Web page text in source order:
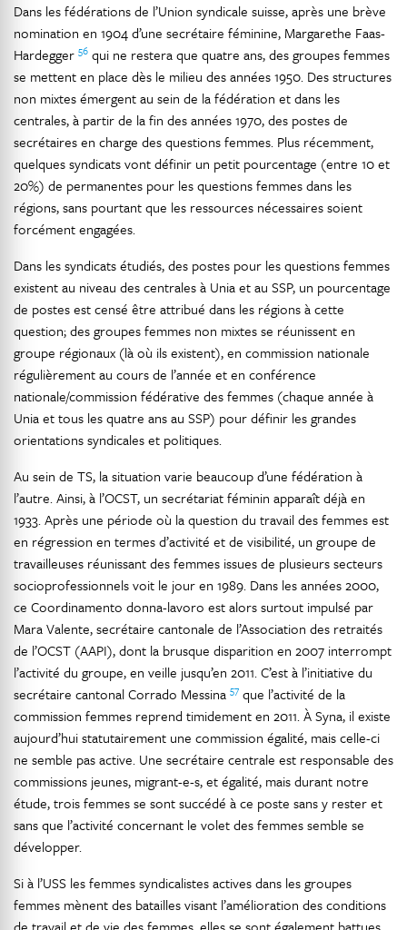
Dans les fédérations de l’Union syndicale suisse, après une brève
nomination en 1904 d’une secrétaire féminine, Margarethe Faas-
Hardegger 56 qui ne restera que quatre ans, des groupes femmes
se mettent en place dès le milieu des années 1950. Des structures
non mixtes émergent au sein de la fédération et dans les
centrales, à partir de la fin des années 1970, des postes de
secrétaires en charge des questions femmes. Plus récemment,
quelques syndicats vont définir un petit pourcentage (entre 10 et
20%) de permanentes pour les questions femmes dans les
régions, sans pourtant que les ressources nécessaires soient
forcément engagées.
Dans les syndicats étudiés, des postes pour les questions femmes
existent au niveau des centrales à Unia et au SSP, un pourcentage
de postes est censé être attribué dans les régions à cette
question; des groupes femmes non mixtes se réunissent en
groupe régionaux (là où ils existent), en commission nationale
régulièrement au cours de l’année et en conférence
nationale/commission fédérative des femmes (chaque année à
Unia et tous les quatre ans au SSP) pour définir les grandes
orientations syndicales et politiques.
Au sein de TS, la situation varie beaucoup d’une fédération à
l’autre. Ainsi, à l’OCST, un secrétariat féminin apparaît déjà en
1933. Après une période où la question du travail des femmes est
en régression en termes d’activité et de visibilité, un groupe de
travailleuses réunissant des femmes issues de plusieurs secteurs
socioprofessionnels voit le jour en 1989. Dans les années 2000,
ce Coordinamento donna-lavoro est alors surtout impulsé par
Mara Valente, secrétaire cantonale de l’Association des retraités
de l’OCST (AAPI), dont la brusque disparition en 2007 interrompt
l’activité du groupe, en veille jusqu’en 2011. C’est à l’initiative du
secrétaire cantonal Corrado Messina 57 que l’activité de la
commission femmes reprend timidement en 2011. À Syna, il existe
aujourd’hui statutairement une commission égalité, mais celle-ci
ne semble pas active. Une secrétaire centrale est responsable des
commissions jeunes, migrant-e-s, et égalité, mais durant notre
étude, trois femmes se sont succédé à ce poste sans y rester et
sans que l’activité concernant le volet des femmes semble se
développer.
Si à l’USS les femmes syndicalistes actives dans les groupes
femmes mènent des batailles visant l’amélioration des conditions